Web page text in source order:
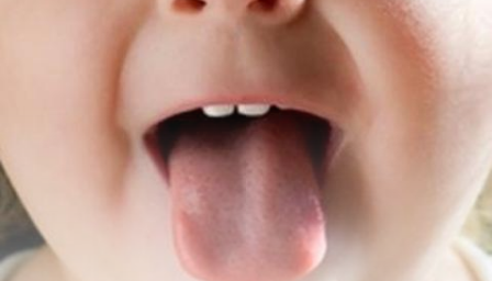
возраста, как и пациентов постарше, им
помогают опытные ассистенты – это ускоряет
процесс, а значит, маленькие пациенты
испытывают минимальный дискомфорт.
Для лечения кариеса молочных и постоянных
зубов у детей мы используем только
проверенные, качественные пломбировочные
материалы, например, американский
«Витремер». Эти пломбы имеют в составе ионы
фтора, которые выделяются в ткани зубов
длительное время, защищая и укрепляя их,
предотвращая развитие имеющегося кариеса и